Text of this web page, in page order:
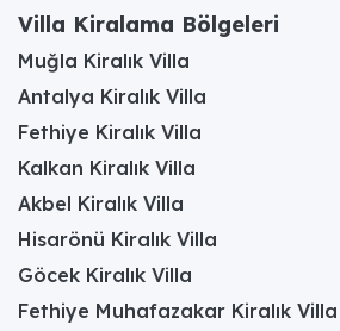
Villa Kiralama Bölgeleri
Muğla Kiralık Villa
Antalya Kiralık Villa
Fethiye Kiralık Villa
Kalkan Kiralık Villa
Akbel Kiralık Villa
Hisarönü Kiralık Villa
Göcek Kiralık Villa
Fethiye Muhafazakar Kiralık Villa